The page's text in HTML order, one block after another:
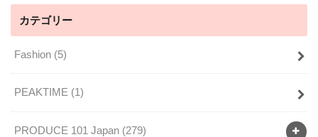
カテゴリー
Fashion (5)
PEAKTIME (1)
PRODUCE 101 Japan (279)